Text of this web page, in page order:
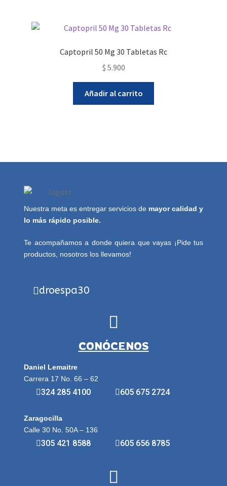
Captopril 50 Mg 30 Tabletas Rc
$ 5.900
Añadir al carrito
Nuestra meta es entregar servicios de mayor calidad y
lo más rápido posible.
Te acompañamos a donde quiera que vayas ¡Pide tus
productos, nosotros los llevamos!
droespa30
CONÓCENOS
Daniel Lemaitre
Carrera 17 No. 66 – 62
324 285 4100 605 675 2724
Zaragocilla
Calle 30 No. 50A – 136
305 421 8588 605 656 8785